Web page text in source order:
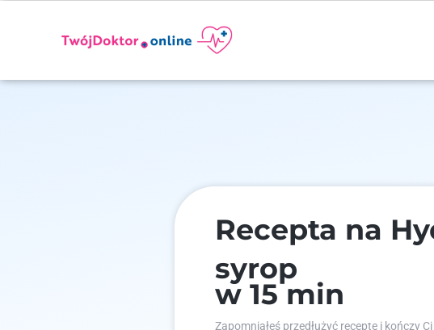
Recepta na
syrop
w 15 min
Zapomniałeś przedłużyć receptę i kończy